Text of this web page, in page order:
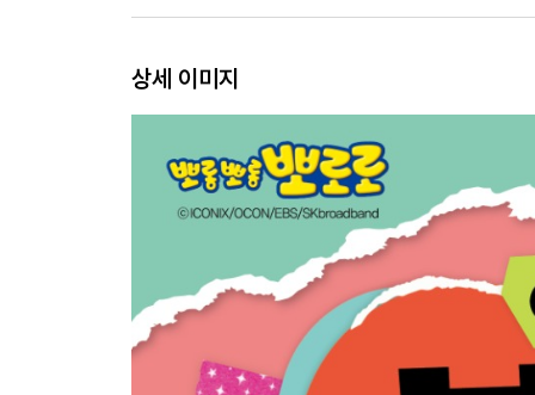
상세 이미지